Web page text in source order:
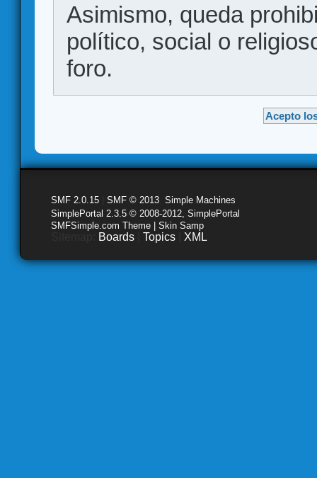
Asimismo, queda
político, social o
foro.
SMF 2.0.15 SMF © 2013 Simple Machines
SimplePortal 2.3.5 © 2008-2012, SimplePortal
SMFSimple.com Theme | Skin Samp
Boards Topics XML